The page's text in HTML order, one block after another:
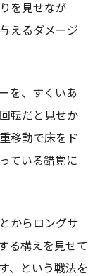
を見せなが
えるダメージ
を、すくいあ
転だと見せか
移動で床をド
ている錯覚に
からロングサ
る構えを見せて
、という戦法を